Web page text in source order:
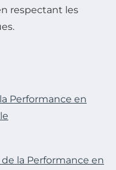
respectant les
Performance en
la Performance en